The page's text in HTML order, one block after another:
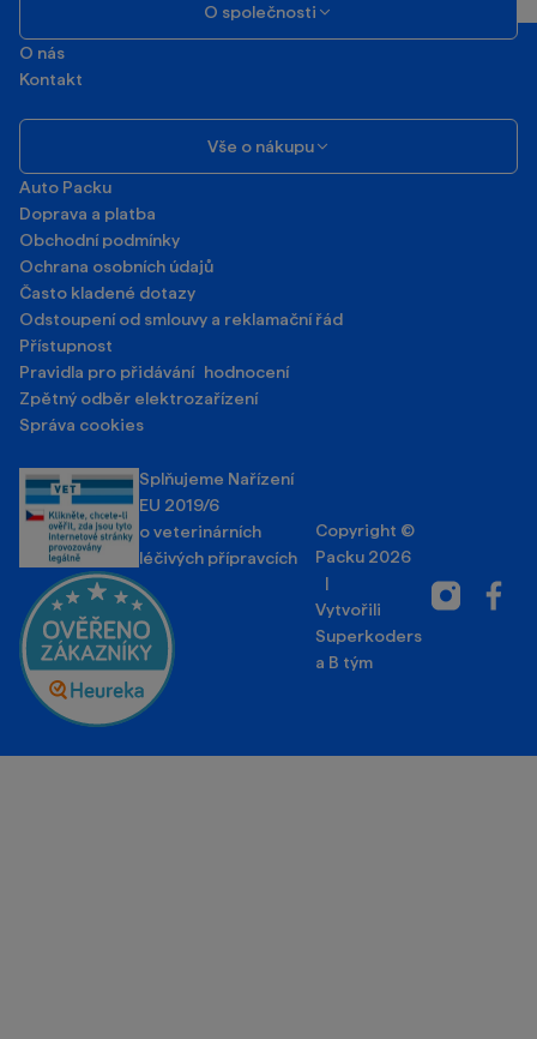
O společnosti
O nás
Kontakt
Vše o nákupu
Auto Packu
Doprava a platba
Obchodní podmínky
Ochrana osobních údajů
Často kladené dotazy
Odstoupení od smlouvy a reklamační řád
Přístupnost
Pravidla pro přidávání hodnocení
Zpětný odběr elektrozařízení
Správa cookies
Splňujeme Nařízení
EU 2019/6
o veterinárních
léčivých přípravcích
Copyright ©
Packu 2026
|
Vytvořili
Superkoders
a B tým
Instagram